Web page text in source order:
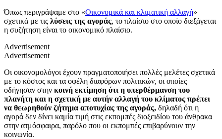
Όπως περιγράψαμε στο «Οικονομικά και κλιματική αλλαγή»
σχετικά με τις λύσεις της αγοράς, το πλαίσιο στο οποίο διεξάγεται
η συζήτηση είναι το οικονομικό πλαίσιο.
Advertisement
Advertisement
Οι οικονομολόγοι έχουν πραγματοποιήσει πολλές μελέτες σχετικά
με το κόστος και τα οφέλη διαφόρων πολιτικών, οι οποίες
οδήγησαν στην κοινή εκτίμηση ότι η υπερθέρμανση του
πλανήτη και η σχετική με αυτήν αλλαγή του κλίματος πρέπει
να θεωρηθούν ζήτημα αποτυχίας της αγοράς, δηλαδή ότι η
αγορά δεν δίνει καμία τιμή στις εκπομπές διοξειδίου του άνθρακα
στην ατμόσφαιρα, παρόλο που οι εκπομπές επιβαρύνουν την
κοινωνία.